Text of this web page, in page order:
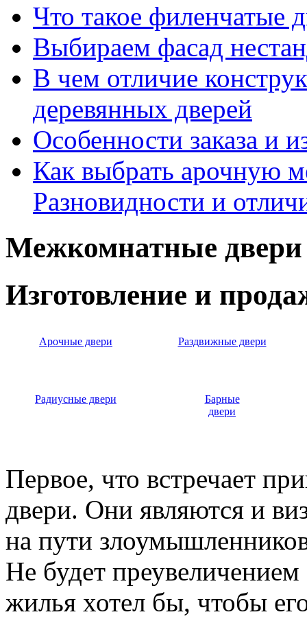
Что такое филенчатые
Выбираем фасад
В чем отличие
деревянных дверей
Особенности заказа и
Как выбрать арочную
Разновидности и
Межкомнатные двери
Изготовление и
Арочные двери Раздвижные двери
Радиусные двери
Барные
двери
Первое, что встречает
двери. Они являются и
на пути
Не будет
жилья хотел бы, чтобы